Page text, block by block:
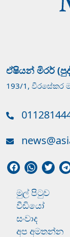
ඒෂියන් මිරර්
193/1, වීරසේකර
මුල් පිටුව
වීඩියෝ
සංවාද
අප අමතන්න